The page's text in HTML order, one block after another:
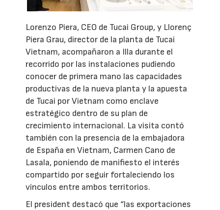
Lorenzo Piera, CEO de Tucai Group, y Llorenç
Piera Grau, director de la planta de Tucai
Vietnam, acompañaron a Illa durante el
recorrido por las instalaciones pudiendo
conocer de primera mano las capacidades
productivas de la nueva planta y la apuesta
de Tucai por Vietnam como enclave
estratégico dentro de su plan de
crecimiento internacional. La visita contó
también con la presencia de la embajadora
de España en Vietnam, Carmen Cano de
Lasala, poniendo de manifiesto el interés
compartido por seguir fortaleciendo los
vínculos entre ambos territorios.
El president destacó que “las exportaciones